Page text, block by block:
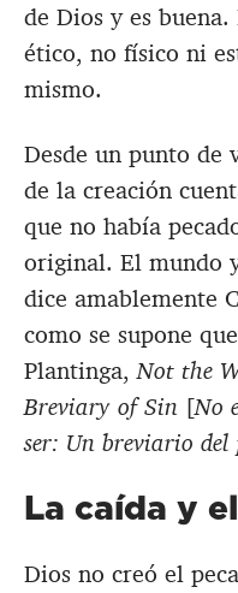
de Dios y es
ético, no físico ni
mismo.
Desde un punto
de la creación
que no había
original. El mundo
dice amablemente
como se supone
Plantinga,Not the
Breviary of Sin [No
ser: Un breviario del
La caída y
Dios no creó el